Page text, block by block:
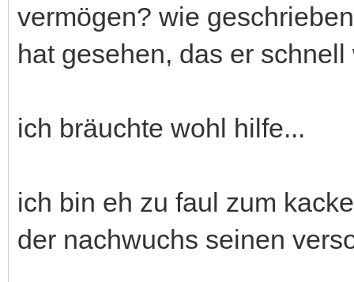
vermögen? wie
hat gesehen, das er
ich bräuchte wohl hilfe...
ich bin eh zu faul zum
der nachwuchs seinen